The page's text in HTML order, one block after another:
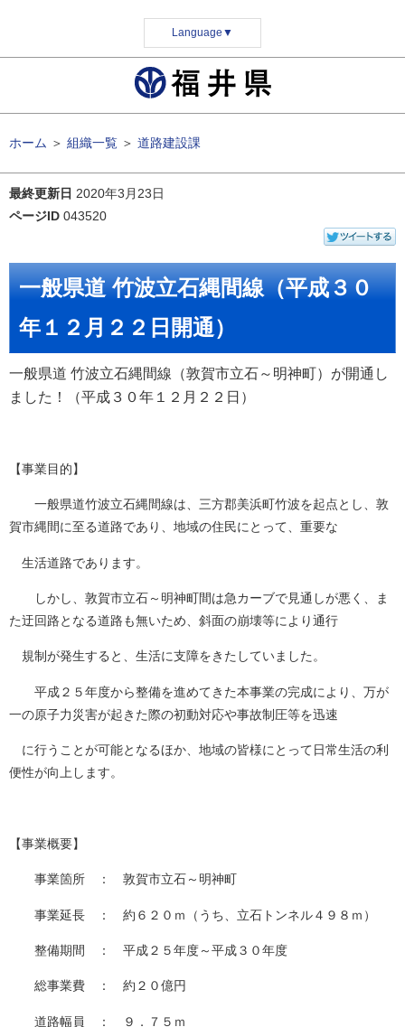
Language ▼
ホーム ＞ 組織一覧 ＞ 道路建設課
最終更新日 2020年3月23日
ページID 043520
一般県道 竹波立石縄間線（平成３０
年１２月２２日開通）
一般県道 竹波立石縄間線（敦賀市立石～明神町）が開通し
ました！（平成３０年１２月２２日）
【事業目的】
一般県道竹波立石縄間線は、三方郡美浜町竹波を起点とし、敦
賀市縄間に至る道路であり、地域の住民にとって、重要な
生活道路であります。
しかし、敦賀市立石～明神町間は急カーブで見通しが悪く、ま
た迂回路となる道路も無いため、斜面の崩壊等により通行
規制が発生すると、生活に支障をきたしていました。
平成２５年度から整備を進めてきた本事業の完成により、万が
一の原子力災害が起きた際の初動対応や事故制圧等を迅速
に行うことが可能となるほか、地域の皆様にとって日常生活の利
便性が向上します。
【事業概要】
事業箇所 ： 敦賀市立石～明神町
事業延長 ： 約６２０ｍ（うち、立石トンネル４９８ｍ）
整備期間 ： 平成２５年度～平成３０年度
総事業費 ： 約２０億円
道路幅員 ： ９．７５ｍ